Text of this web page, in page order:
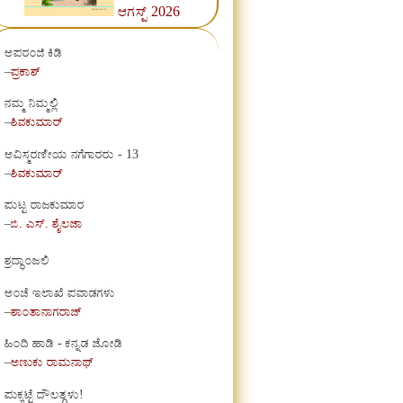
ಆಗಸ್ಟ್ 2026
ಅಪರಂಜಿ ಕಿಡಿ
–ಪ್ರಕಾಶ್
ನಮ್ಮ ನಿಮ್ಮಲ್ಲಿ
–ಶಿವಕುಮಾರ್
ಅವಿಸ್ಮರಣೀಯ ನಗೆಗಾರರು - 13
–ಶಿವಕುಮಾರ್
ಪುಟ್ಟ ರಾಜಕುಮಾರ
–ಬಿ. ಎಸ್. ಶೈಲಜಾ
ಶ್ರದ್ಧಾಂಜಲಿ
ಅಂಚೆ ಇಲಾಖೆ ಪವಾಡಗಳು
–ಶಾಂತಾನಾಗರಾಜ್
ಹಿಂದಿ ಹಾಡಿ - ಕನ್ನಡ ಜೋಡಿ
–ಅಣುಕು ರಾಮನಾಥ್
ಪುಕ್ಕಟ್ಟೆ ದೌಲತ್ಗಳು!